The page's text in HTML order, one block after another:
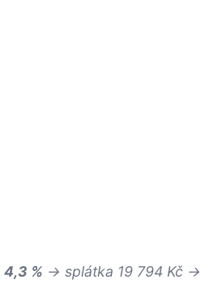
4,3 % → splátka 19 794 Kč →